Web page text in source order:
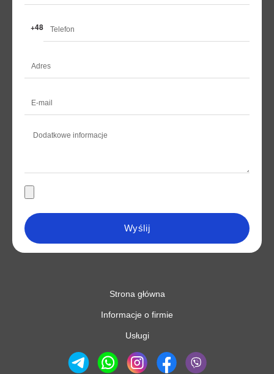
Wyślij
Strona główna
Informacje o firmie
Usługi